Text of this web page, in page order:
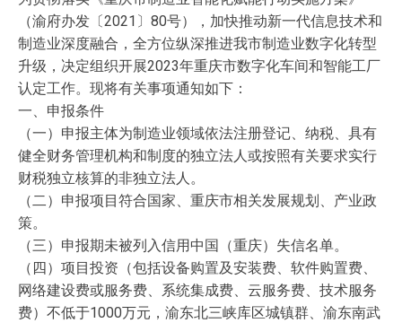
（渝府办发〔2021〕80号），加快推动新一代信息技术和
制造业深度融合，全方位纵深推进我市制造业数字化转型
升级，决定组织开展2023年重庆市数字化车间和智能工厂
认定工作。现将有关事项通知如下：
一、申报条件
（一）申报主体为制造业领域依法注册登记、纳税、具有
健全财务管理机构和制度的独立法人或按照有关要求实行
财税独立核算的非独立法人。
（二）申报项目符合国家、重庆市相关发展规划、产业政
策。
（三）申报期未被列入信用中国（重庆）失信名单。
（四）项目投资（包括设备购置及安装费、软件购置费、
网络建设费或服务费、系统集成费、云服务费、技术服务
费）不低于1000万元，渝东北三峡库区城镇群、渝东南武